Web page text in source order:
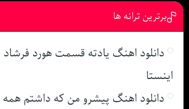
برترین ترانه ها
دانلود اهنگ یادته قسمت هورد
اینستا
دانلود اهنگ پیشرو من که داشتم